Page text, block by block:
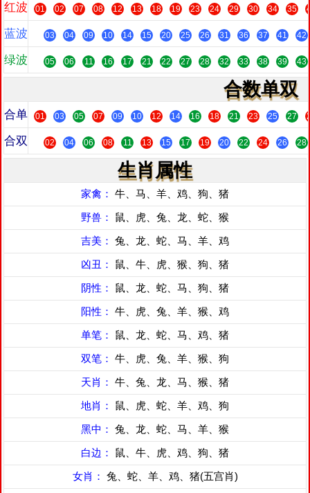
红波 01 02 07 08 12 13 18 19 23 24 29 30 34 35
蓝波 03 04 09 10 14 15 20 25 26 31 36 37 41 42
绿波 05 06 11 16 17 21 22 27 28 32 33 38 39 43
合数单双
合单 01 03 05 07 09 10 12 14 16 18 21 23 25 27
合双 02 04 06 08 11 13 15 17 19 20 22 24 26 28
生肖属性
家禽： 牛、马、羊、鸡、狗、猪
野兽： 鼠、虎、兔、龙、蛇、猴
吉美： 兔、龙、蛇、马、羊、鸡
凶丑： 鼠、牛、虎、猴、狗、猪
阴性： 鼠、龙、蛇、马、狗、猪
阳性： 牛、虎、兔、羊、猴、鸡
单笔： 鼠、龙、蛇、马、鸡、猪
双笔： 牛、虎、兔、羊、猴、狗
天肖： 牛、兔、龙、马、猴、猪
地肖： 鼠、虎、蛇、羊、鸡、狗
黑中： 兔、龙、蛇、马、羊、猴
白边： 鼠、牛、虎、鸡、狗、猪
女肖： 兔、蛇、羊、鸡、猪(五宫肖)